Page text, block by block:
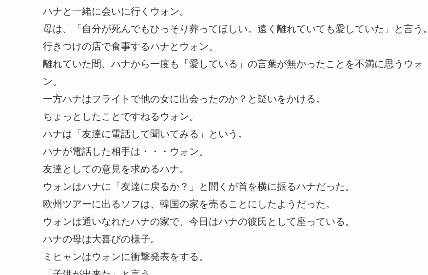
ハナと一緒に会いに行くウォン。
母は、「自分が死んでもひっそり葬ってほしい。遠く離れていても愛していた」と言う。
行きつけの店で食事するハナとウォン。
離れていた間、ハナから一度も「愛している」の言葉が無かったことを不満に思うウォ
ン。
一方ハナはフライトで他の女に出会ったのか？と疑いをかける。
ちょっとしたことですねるウォン。
ハナは「友達に電話して聞いてみる」という。
ハナが電話した相手は・・・ウォン。
友達としての意見を求めるハナ。
ウォンはハナに「友達に戻るか？」と聞くが首を横に振るハナだった。
欧州ツアーに出るソフは、韓国の家を売ることにしたようだった。
ウォンは通いなれたハナの家で、今日はハナの彼氏として座っている。
ハナの母は大喜びの様子。
ミヒャンはウォンに衝撃発表をする。